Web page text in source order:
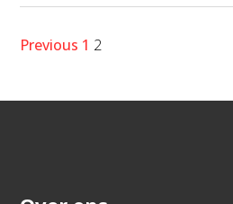
Previous 1 2